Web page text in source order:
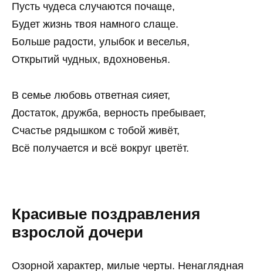
Пусть чудеса случаются почаще,
Будет жизнь твоя намного слаще.
Больше радости, улыбок и веселья,
Открытий чудных, вдохновенья.
В семье любовь ответная сияет,
Достаток, дружба, верность пребывает,
Счастье рядышком с тобой живёт,
Всё получается и всё вокруг цветёт.
Красивые поздравления
взрослой дочери
Озорной характер, милые черты. Ненаглядная